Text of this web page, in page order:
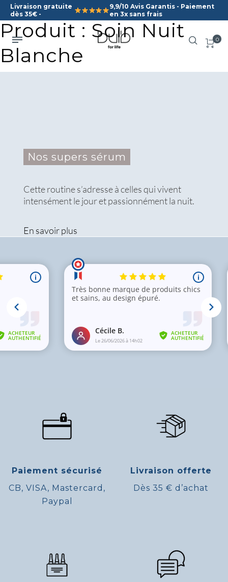
Livraison gratuite
dès 35€ -
9,9/10 Avis Garantis - Paiement
en 3x sans frais
0
Produit : Soin Nuit
Blanche
Nos supers sérum
Cette routine s’adresse à celles qui vivent
intensément le jour et passionnément la nuit.
En savoir plus
Paiement sécurisé
CB, VISA, Mastercard,
Paypal
Livraison offerte
Dès 35 € d’achat